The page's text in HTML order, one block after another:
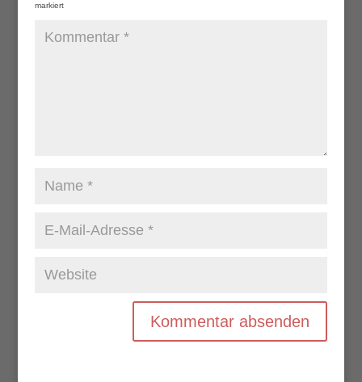
markiert